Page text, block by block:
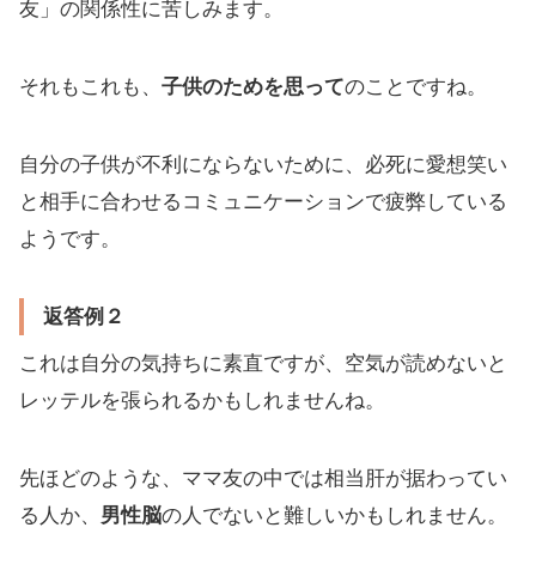
友」の関係性に苦しみます。
それもこれも、 子供のためを思ってのことですね。
自分の子供が不利にならないために、必死に愛想笑い
と相手に合わせるコミュニケーションで疲弊している
ようです。
返答例２
これは自分の気持ちに素直ですが、空気が読めないと
レッテルを張られるかもしれませんね。
先ほどのような、ママ友の中では相当肝が据わってい
る人か、 男性脳の人でないと難しいかもしれません。